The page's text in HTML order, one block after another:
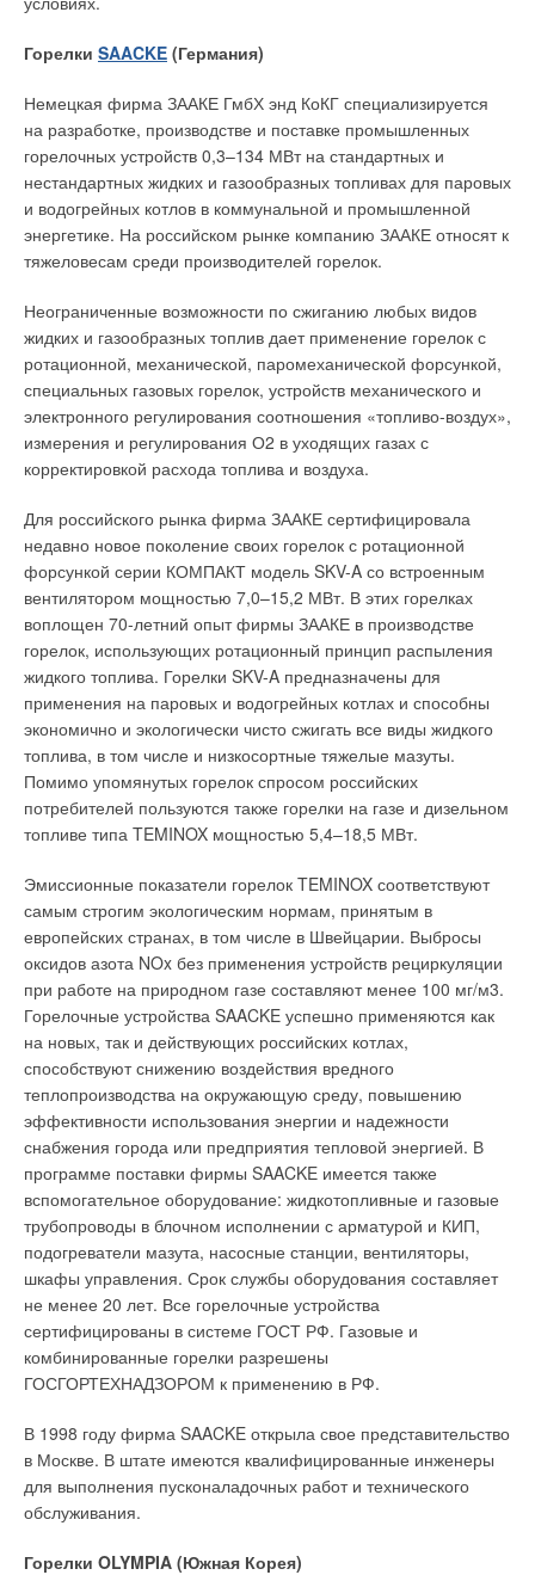
Горелки SAACKE (Германия)
Немецкая фирма ЗААКЕ ГмбХ энд КоКГ специализируется
на разработке, производстве и поставке промышленных
горелочных устройств 0,3–134 МВт на стандартных и
нестандартных жидких и газообразных топливах для паровых
и водогрейных котлов в коммунальной и промышленной
энергетике. На российском рынке компанию ЗААКЕ относят к
тяжеловесам среди производителей горелок.
Неограниченные возможности по сжиганию любых видов
жидких и газообразных топлив дает применение горелок с
ротационной, механической, паромеханической форсункой,
специальных газовых горелок, устройств механического и
электронного регулирования соотношения «топливо-воздух»,
измерения и регулирования О2 в уходящих газах с
корректировкой расхода топлива и воздуха.
Для российского рынка фирма ЗААКЕ сертифицировала
недавно новое поколение своих горелок с ротационной
форсункой серии КОМПАКТ модель SKV-A со встроенным
вентилятором мощностью 7,0–15,2 МВт. В этих горелках
воплощен 70-летний опыт фирмы ЗААКЕ в производстве
горелок, использующих ротационный принцип распыления
жидкого топлива. Горелки SKV-A предназначены для
применения на паровых и водогрейных котлах и способны
экономично и экологически чисто сжигать все виды жидкого
топлива, в том числе и низкосортные тяжелые мазуты.
Помимо упомянутых горелок спросом российских
потребителей пользуются также горелки на газе и дизельном
топливе типа TEMINOX мощностью 5,4–18,5 МВт.
Эмиссионные показатели горелок TEMINOX соответствуют
самым строгим экологическим нормам, принятым в
европейских странах, в том числе в Швейцарии. Выбросы
оксидов азота NOx без применения устройств рециркуляции
при работе на природном газе составляют менее 100 мг/м3.
Горелочные устройства SAACKE успешно применяются как
на новых, так и действующих российских котлах,
способствуют снижению воздействия вредного
теплопроизводства на окружающую среду, повышению
эффективности использования энергии и надежности
снабжения города или предприятия тепловой энергией. В
программе поставки фирмы SAACKE имеется также
вспомогательное оборудование: жидкотопливные и газовые
трубопроводы в блочном исполнении с арматурой и КИП,
подогреватели мазута, насосные станции, вентиляторы,
шкафы управления. Срок службы оборудования составляет
не менее 20 лет. Все горелочные устройства
сертифицированы в системе ГОСТ РФ. Газовые и
комбинированные горелки разрешены
ГОСГОРТЕХНАДЗОРОМ к применению в РФ.
В 1998 году фирма SAACKE открыла свое представительство
в Москве. В штате имеются квалифицированные инженеры
для выполнения пусконаладочных работ и технического
обслуживания.
Горелки OLYMPIA (Южная Корея)